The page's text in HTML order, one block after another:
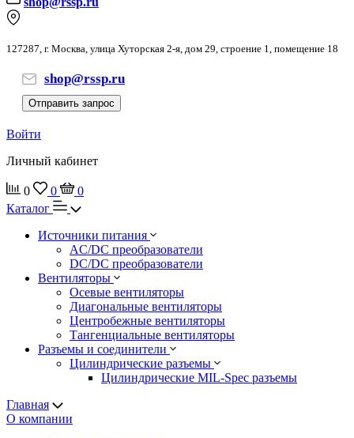
127287, г. Москва, улица Хуторская 2-я, дом 29, строение 1, помещение 18
shop@rssp.ru
Отправить запрос
Войти
Личный кабинет
0 0
0
Каталог
Источники питания
AC/DC преобразователи
DC/DC преобразователи
Вентиляторы
Осевые вентиляторы
Диагональные вентиляторы
Центробежные вентиляторы
Тангенциальные вентиляторы
Разъемы и соединители
Цилиндрические разъемы
Цилиндрические MIL-Spec разъемы
Главная
О компании